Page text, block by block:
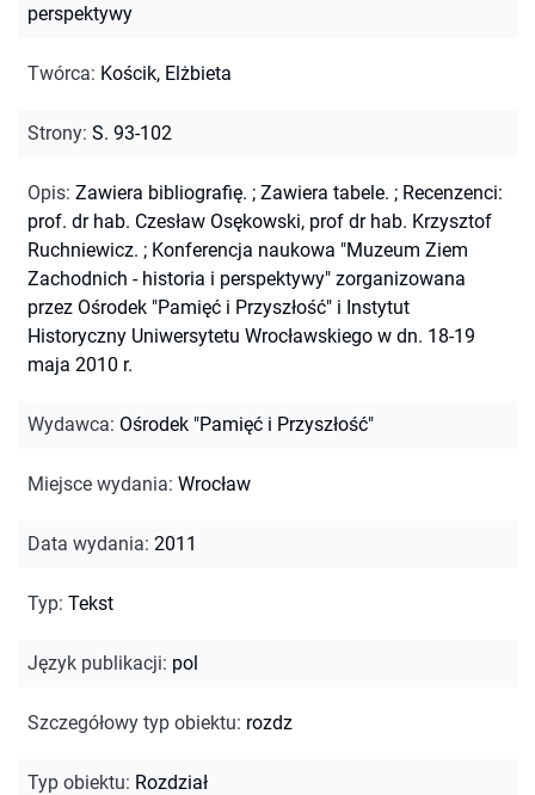
perspektywy
Twórca: Kościk, Elżbieta
Strony: S. 93-102
Opis: Zawiera bibliografię. ; Zawiera tabele. ; Recenzenci:
prof. dr hab. Czesław Osękowski, prof dr hab. Krzysztof
Ruchniewicz. ; Konferencja naukowa "Muzeum Ziem
Zachodnich - historia i perspektywy" zorganizowana
przez Ośrodek "Pamięć i Przyszłość" i Instytut
Historyczny Uniwersytetu Wrocławskiego w dn. 18-19
maja 2010 r.
Wydawca: Ośrodek "Pamięć i Przyszłość"
Miejsce wydania: Wrocław
Data wydania: 2011
Typ: Tekst
Język publikacji: pol
Szczegółowy typ obiektu: rozdz
Typ obiektu: Rozdział